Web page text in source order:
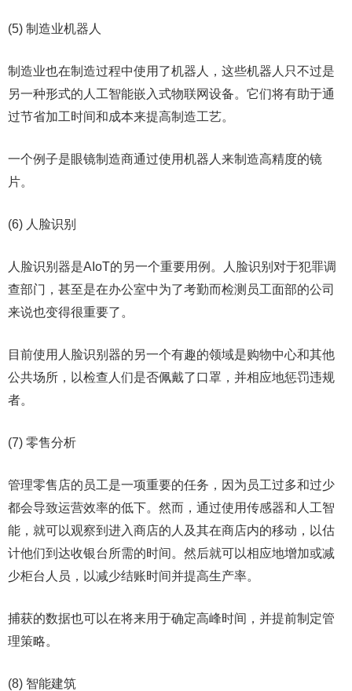
(5) 制造业机器人
制造业也在制造过程中使用了机器人，这些机器人只不过是
另一种形式的人工智能嵌入式物联网设备。它们将有助于通
过节省加工时间和成本来提高制造工艺。
一个例子是眼镜制造商通过使用机器人来制造高精度的镜
片。
(6) 人脸识别
人脸识别器是AIoT的另一个重要用例。人脸识别对于犯罪调
查部门，甚至是在办公室中为了考勤而检测员工面部的公司
来说也变得很重要了。
目前使用人脸识别器的另一个有趣的领域是购物中心和其他
公共场所，以检查人们是否佩戴了口罩，并相应地惩罚违规
者。
(7) 零售分析
管理零售店的员工是一项重要的任务，因为员工过多和过少
都会导致运营效率的低下。然而，通过使用传感器和人工智
能，就可以观察到进入商店的人及其在商店内的移动，以估
计他们到达收银台所需的时间。然后就可以相应地增加或减
少柜台人员，以减少结账时间并提高生产率。
捕获的数据也可以在将来用于确定高峰时间，并提前制定管
理策略。
(8) 智能建筑